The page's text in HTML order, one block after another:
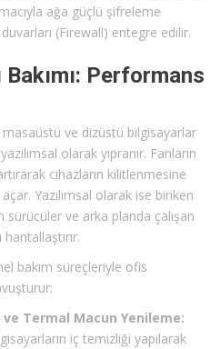
ağa güçlü şifreleme
(Firewall) entegre edilir.
Performans
masaüstü ve dizüstü bilgisayarlar
olarak yıpranır. Fanların
cihazların kilitlenmesine
Yazılımsal olarak ise biriken
ve arka planda çalışan
bakım süreçleriyle ofis
Termal Macun Yenileme:
iç temizliği yapılarak